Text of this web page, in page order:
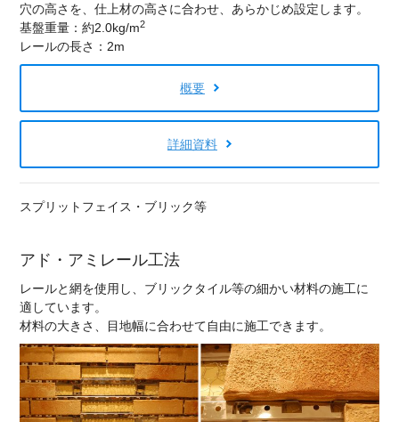
穴の高さを、仕上材の高さに合わせ、あらかじめ設定します。
基盤重量：約2.0kg/m2
レールの長さ：2m
概要
詳細資料
スプリットフェイス・ブリック等
アド・アミレール工法
レールと網を使用し、ブリックタイル等の細かい材料の施工に
適しています。
材料の大きさ、目地幅に合わせて自由に施工できます。